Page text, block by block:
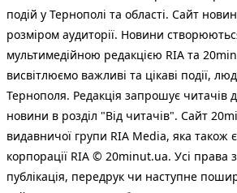
подій у Тернополі та області. Сайт
розміром аудиторії. Новини
мультимедійною редакцією RIA та
висвітлюємо важливі та цікаві події,
Тернополя. Редакція запрошує читачів
новини в розділ "Від читачів". Сайт
видавничої групи RIA Media, яка також
корпорації RIA © 20minut.ua. Усі права
публiкацiя, передрук чи наступне